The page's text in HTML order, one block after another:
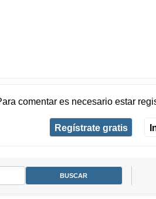
comentar es necesario estar
Regístrate gratis